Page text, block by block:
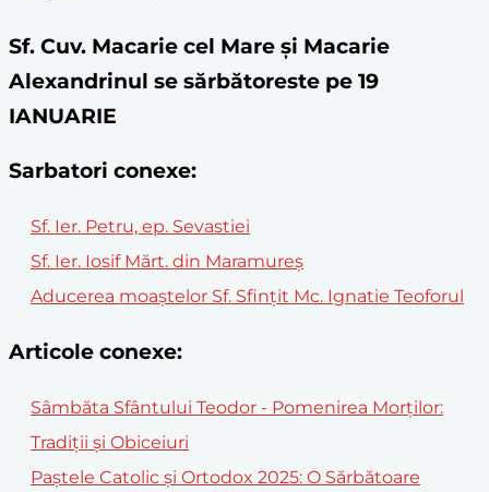
Sf. Cuv. Macarie cel Mare și Macarie
Alexandrinul se sărbătoreste pe 19
IANUARIE
Sarbatori conexe:
Sf. Ier. Petru, ep. Sevastiei
Sf. Ier. Iosif Mărt. din Maramureș
Aducerea moaştelor Sf. Sfinţit Mc. Ignatie Teoforul
Articole conexe:
Sâmbăta Sfântului Teodor - Pomenirea Morților:
Tradiții și Obiceiuri
Paștele Catolic și Ortodox 2025: O Sărbătoare